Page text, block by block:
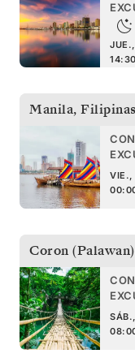
Manila, Filipinas
VIE.,
Coron (Palawan)